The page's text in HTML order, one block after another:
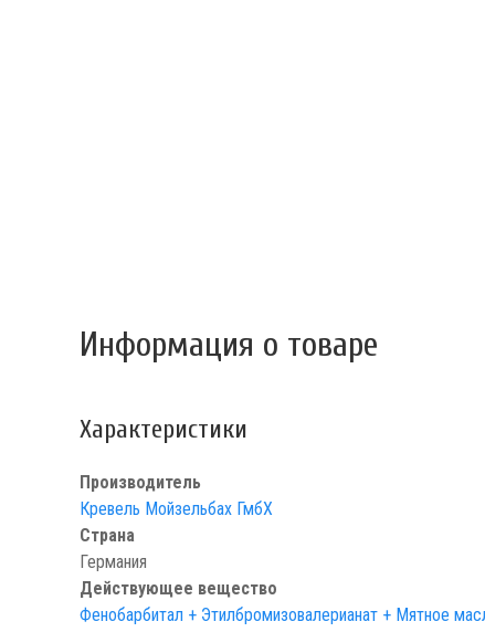
Информация о товаре
Характеристики
Производитель
Кревель Мойзельбах ГмбХ
Страна
Германия
Действующее вещество
Фенобарбитал + Этилбромизовалерианат + Мятное